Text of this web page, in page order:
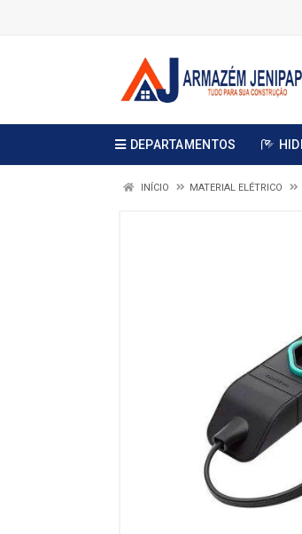
DEPARTAMENTOS
INÍCIO MATERIAL ELÉTRICO